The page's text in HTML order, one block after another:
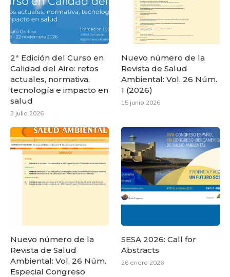
2ª Edición del Curso en
Calidad del Aire: retos
actuales, normativa,
tecnología e impacto en
salud
3 julio 2026
Nuevo número de la
Revista de Salud
Ambiental: Vol. 26 Núm.
1 (2026)
15 junio 2026
Nuevo número de la
Revista de Salud
Ambiental: Vol. 26 Núm.
Especial Congreso
SESA 2026: Call for
Abstracts
26 enero 2026